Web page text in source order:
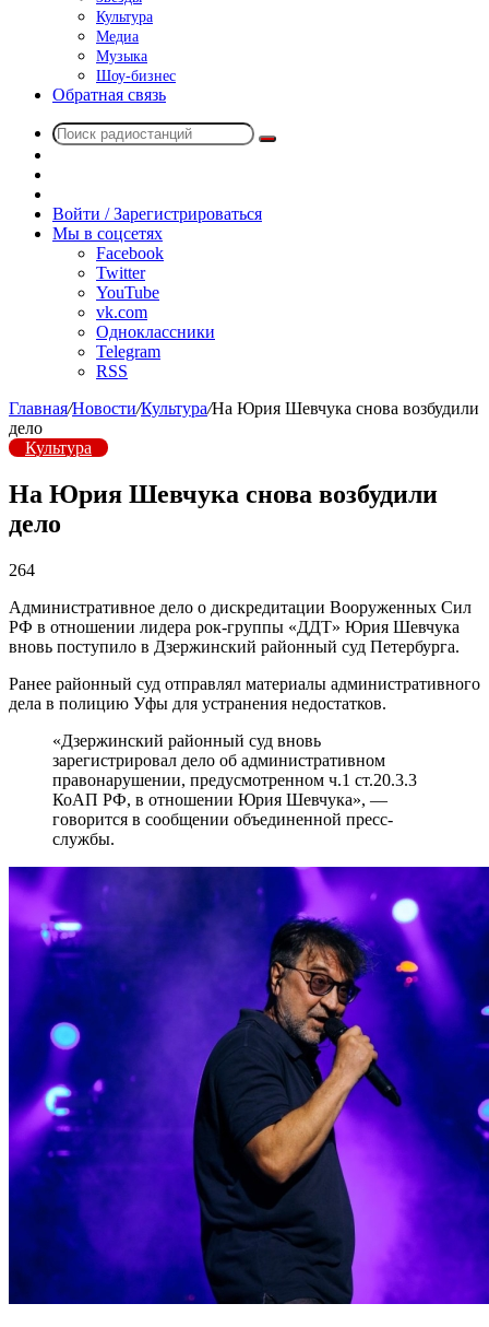
Культура
Медиа
Музыка
Шоу-бизнес
Обратная связь
Поиск
радио
Войти / Зарегистрироваться
Мы в соцсетях
Facebook
Twitter
YouTube
vk.com
Одноклассники
Telegram
RSS
Главная/Новости/Культура/На Юрия Шевчука снова возбудили
дело
Культура
На Юрия Шевчука снова возбудили
дело
264
Административное дело о дискредитации Вооруженных Сил
РФ в отношении лидера рок-группы «ДДТ» Юрия Шевчука
вновь поступило в Дзержинский районный суд Петербурга.
Ранее районный суд отправлял материалы административного
дела в полицию Уфы для устранения недостатков.
«Дзержинский районный суд вновь
зарегистрировал дело об административном
правонарушении, предусмотренном ч.1 ст.20.3.3
КоАП РФ, в отношении Юрия Шевчука», —
говорится в сообщении объединенной пресс-
службы.